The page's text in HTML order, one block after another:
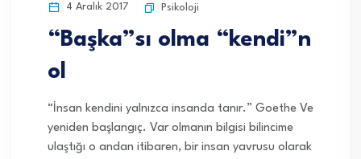
4 Aralık 2017 Psikoloji
“Başka”sı olma “kendi”n
ol
“İnsan kendini yalnızca insanda tanır.” Goethe Ve
yeniden başlangıç. Var olmanın bilgisi bilincime
ulaştığı o andan itibaren, bir insan yavrusu olarak